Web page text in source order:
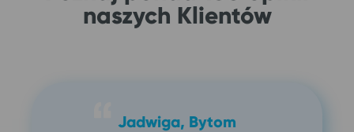
naszych Klientów
Jadwiga, Bytom